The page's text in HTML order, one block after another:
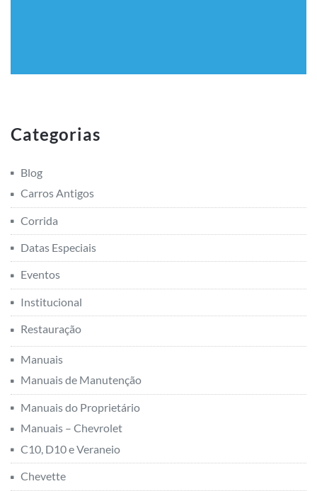
Categorias
Blog
Carros Antigos
Corrida
Datas Especiais
Eventos
Institucional
Restauração
Manuais
Manuais de Manutenção
Manuais do Proprietário
Manuais – Chevrolet
C10, D10 e Veraneio
Chevette